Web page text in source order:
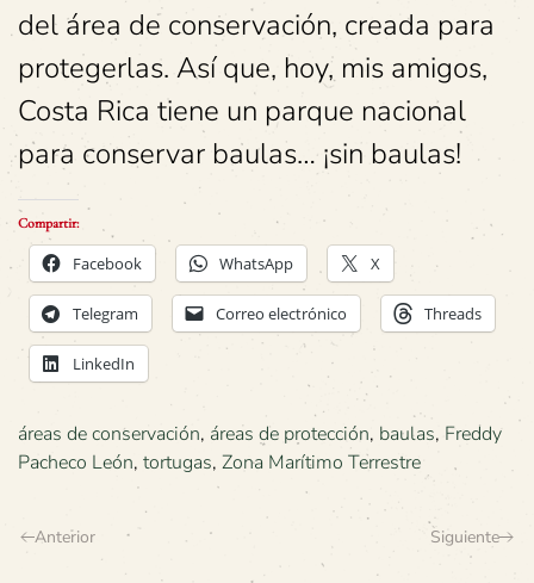
del área de conservación, creada para
protegerlas. Así que, hoy, mis amigos,
Costa Rica tiene un parque nacional
para conservar baulas… ¡sin baulas!
Compartir:
Facebook WhatsApp X
Telegram Correo electrónico Threads
LinkedIn
áreas de conservación, áreas de protección, baulas, Freddy
Pacheco León, tortugas, Zona Marítimo Terrestre
Anterior Siguiente